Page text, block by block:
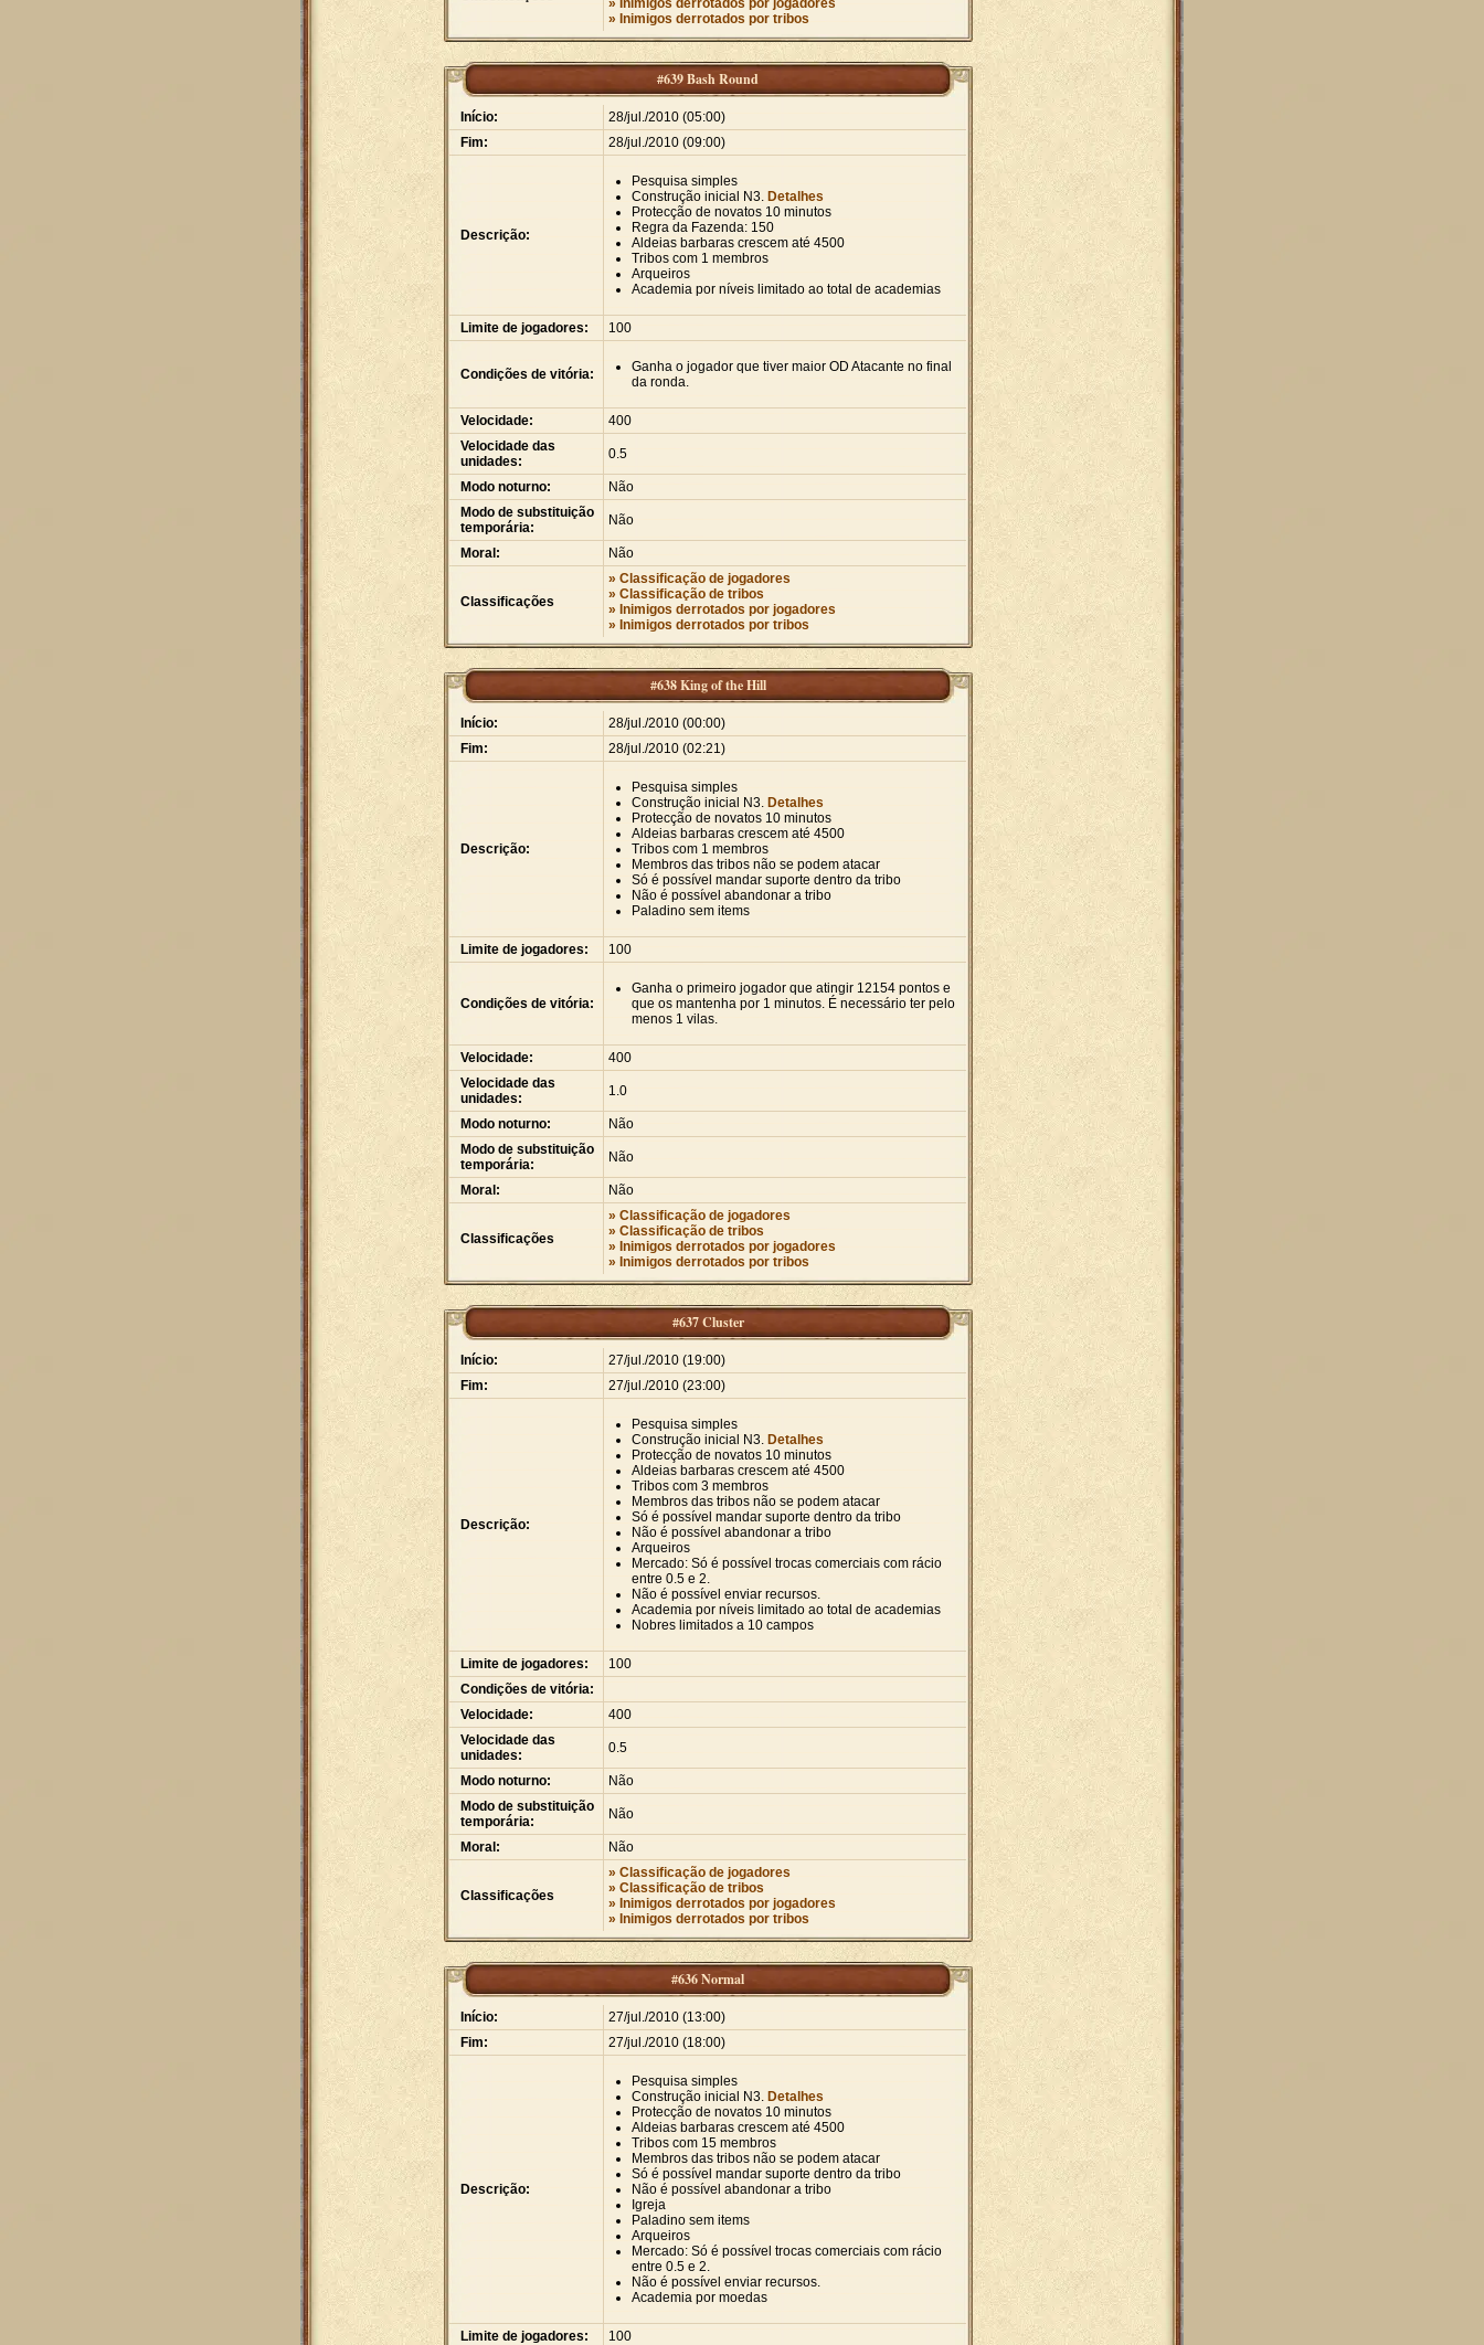
» Inimigos derrotados por jogadores
» Inimigos derrotados por tribos
#639 Bash Round
Início:
28/jul./2010 (05:00)
Fim:
28/jul./2010 (09:00)
Descrição:
Pesquisa simples
Construção inicial N3. Detalhes
Protecção de novatos 10 minutos
Regra da Fazenda: 150
Aldeias barbaras crescem até 4500
Tribos com 1 membros
Arqueiros
Academia por níveis limitado ao total de academias
Limite de jogadores: 100
Condições de vitória:
Ganha o jogador que tiver maior OD Atacante no final
da ronda.
Velocidade:
400
Velocidade das
unidades:
0.5
Modo noturno:
Não
Modo de substituição
temporária:
Não
Moral: Não
Classificações
» Classificação de jogadores
» Classificação de tribos
» Inimigos derrotados por jogadores
» Inimigos derrotados por tribos
#638 King of the Hill
Início:
28/jul./2010 (00:00)
Fim:
28/jul./2010 (02:21)
Descrição:
Pesquisa simples
Construção inicial N3. Detalhes
Protecção de novatos 10 minutos
Aldeias barbaras crescem até 4500
Tribos com 1 membros
Membros das tribos não se podem atacar
Só é possível mandar suporte dentro da tribo
Não é possível abandonar a tribo
Paladino sem items
Limite de jogadores: 100
Condições de vitória:
Ganha o primeiro jogador que atingir 12154 pontos e
que os mantenha por 1 minutos. É necessário ter pelo
menos 1 vilas.
Velocidade:
400
Velocidade das
unidades:
1.0
Modo noturno:
Não
Modo de substituição
temporária:
Não
Moral: Não
Classificações
» Classificação de jogadores
» Classificação de tribos
» Inimigos derrotados por jogadores
» Inimigos derrotados por tribos
#637 Cluster
Início:
27/jul./2010 (19:00)
Fim:
27/jul./2010 (23:00)
Descrição:
Pesquisa simples
Construção inicial N3. Detalhes
Protecção de novatos 10 minutos
Aldeias barbaras crescem até 4500
Tribos com 3 membros
Membros das tribos não se podem atacar
Só é possível mandar suporte dentro da tribo
Não é possível abandonar a tribo
Arqueiros
Mercado: Só é possível trocas comerciais com rácio
entre 0.5 e 2.
Não é possível enviar recursos.
Academia por níveis limitado ao total de academias
Nobres limitados a 10 campos
Limite de jogadores:
100
Condições de vitória:
Velocidade:
400
Velocidade das
unidades:
0.5
Modo noturno:
Não
Modo de substituição
temporária:
Não
Moral: Não
Classificações
» Classificação de jogadores
» Classificação de tribos
» Inimigos derrotados por jogadores
» Inimigos derrotados por tribos
#636 Normal
Início:
27/jul./2010 (13:00)
Fim:
27/jul./2010 (18:00)
Descrição:
Pesquisa simples
Construção inicial N3. Detalhes
Protecção de novatos 10 minutos
Aldeias barbaras crescem até 4500
Tribos com 15 membros
Membros das tribos não se podem atacar
Só é possível mandar suporte dentro da tribo
Não é possível abandonar a tribo
Igreja
Paladino sem items
Arqueiros
Mercado: Só é possível trocas comerciais com rácio
entre 0.5 e 2.
Não é possível enviar recursos.
Academia por moedas
Limite de jogadores: 100